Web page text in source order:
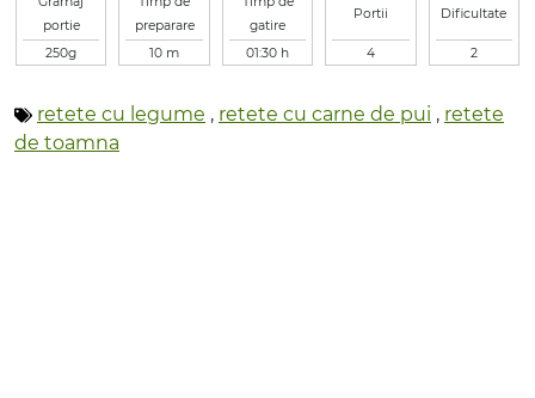
portie
250g
preparare
10 m
gatire
01:30 h
Portii
4
Dificultate
2
retete cu legume , retete cu carne de pui , retete
de toamna